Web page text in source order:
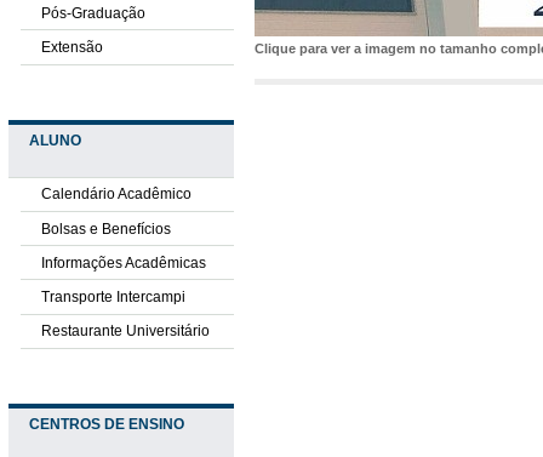
Pós-Graduação
Extensão
ALUNO
Calendário Acadêmico
Bolsas e Benefícios
Informações Acadêmicas
Transporte Intercampi
Restaurante Universitário
CENTROS DE ENSINO
Clique para ver a imagem no tamanho